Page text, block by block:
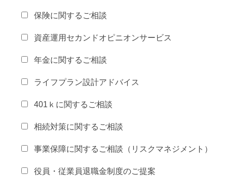
保険に関するご相談
資産運用セカンドオピニオンサービス
年金に関するご相談
ライフプラン設計アドバイス
401ｋに関するご相談
相続対策に関するご相談
事業保障に関するご相談（リスクマネジメント）
役員・従業員退職金制度のご提案